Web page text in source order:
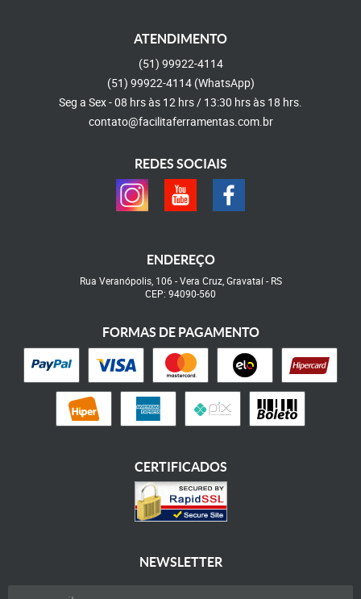
ATENDIMENTO
(51) 99922-4114
(51) 99922-4114 (WhatsApp)
Seg a Sex - 08 hrs às 12 hrs / 13:30 hrs às 18 hrs.
contato@facilitaferramentas.com.br
REDES SOCIAIS
ENDEREÇO
Rua Veranópolis, 106 -Vera Cruz, Gravataí- RS
CEP: 94090-560
FORMAS DE PAGAMENTO
CERTIFICADOS
NEWSLETTER